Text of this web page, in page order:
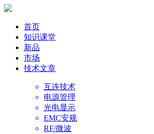
首页
知识课堂
新品
市场
技术文章
互连技术
电源管理
光电显示
EMC安规
RF/微波